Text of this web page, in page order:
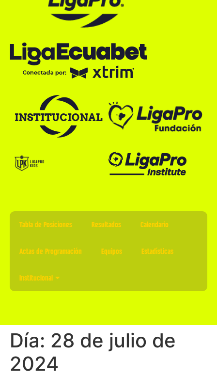
Tabla de Posiciones Resultados Calendario
Actas de Programación Equipos Estadísticas
Institucional
Día: 28 de julio de
2024